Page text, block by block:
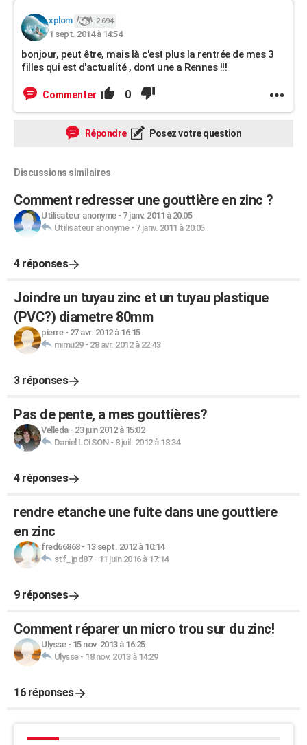
xplom 2 694
1 sept. 2014 à 14:54
bonjour, peut être, mais là c'est plus la rentrée de mes 3
filles qui est d'actualité , dont une a Rennes !!!
Commenter 0
Répondre Posez votre question
Discussions similaires
Comment redresser une gouttière en zinc ?
Utilisateur anonyme- 7 janv. 2011 à 20:05
Utilisateur anonyme- 7 janv. 2011 à 20:05
4 réponses
Joindre un tuyau zinc et un tuyau plastique
(PVC?) diametre 80mm
pierre- 27 avr. 2012 à 16:15
mimu29- 28 avr. 2012 à 22:43
3 réponses
Pas de pente, a mes gouttières?
Velleda- 23 juin 2012 à 15:02
Daniel LOISON- 8 juil. 2012 à 18:34
4 réponses
rendre etanche une fuite dans une gouttiere
en zinc
fred66868- 13 sept. 2012 à 10:14
stf_jpd87- 11 juin 2016 à 17:14
9 réponses
Comment réparer un micro trou sur du zinc!
Ulysse- 15 nov. 2013 à 16:25
Ulysse- 18 nov. 2013 à 14:29
16 réponses